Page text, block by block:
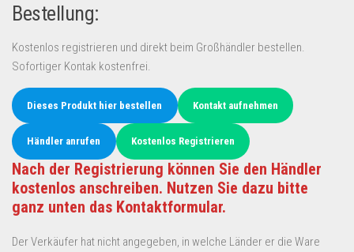
Bestellung:
Kostenlos registrieren und direkt beim Großhändler bestellen.
Sofortiger Kontak kostenfrei.
Dieses Produkt hier bestellen Kontakt aufnehmen
Händler anrufen Kostenlos Registrieren
Nach der Registrierung können Sie den Händler
kostenlos anschreiben. Nutzen Sie dazu bitte
ganz unten das Kontaktformular.
Der Verkäufer hat nicht angegeben, in welche Länder er die Ware